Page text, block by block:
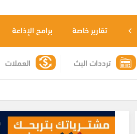
تقارير خاصة برامج الإذاعة
العملات ترددات البث